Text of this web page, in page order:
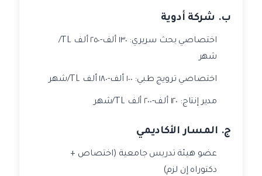
ب. شركة أدوية
اختصاصي بحث سريري: ١٣٠ ألف-٢٥٠ ألف TL/
شهر
اختصاصي ترويج طبي: ١٠٠ ألف-١٨٠ ألف TL/شهر
مدير إنتاج: ١٢٠ ألف-٢٠٠ ألف TL/شهر
ج. المسار الأكاديمي
عضو هيئة تدريس جامعية (اختصاص +
دكتوراه إن لزم)